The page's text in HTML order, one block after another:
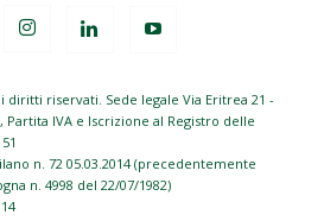
riservati. Sede legale Via Eritrea 21 -
Partita IVA e Iscrizione al Registro delle
n. 72 05.03.2014 (precedentemente
n. 4998 del 22/07/1982)